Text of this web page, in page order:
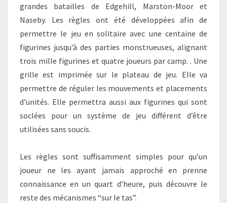
grandes batailles de Edgehill, Marston-Moor et
Naseby. Les règles ont été développées afin de
permettre le jeu en solitaire avec une centaine de
figurines jusqu’à des parties monstrueuses, alignant
trois mille figurines et quatre joueurs par camp. . Une
grille est imprimée sur le plateau de jeu. Elle va
permettre de réguler les mouvements et placements
d’unités. Elle permettra aussi aux figurines qui sont
soclées pour un système de jeu différent d’être
utilisées sans soucis.
Les règles sont suffisamment simples pour qu’un
joueur ne les ayant jamais approché en prenne
connaissance en un quart d’heure, puis découvre le
reste des mécanismes “sur le tas”.